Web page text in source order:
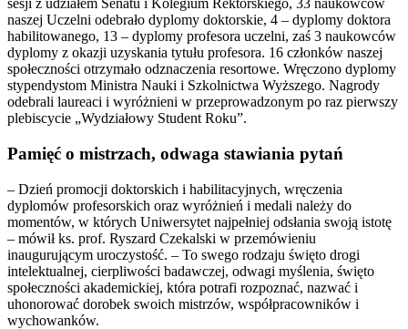
sesji z udziałem Senatu i Kolegium Rektorskiego, 33 naukowców
naszej Uczelni odebrało dyplomy doktorskie, 4 – dyplomy doktora
habilitowanego, 13 – dyplomy profesora uczelni, zaś 3 naukowców
dyplomy z okazji uzyskania tytułu profesora. 16 członków naszej
społeczności otrzymało odznaczenia resortowe. Wręczono dyplomy
stypendystom Ministra Nauki i Szkolnictwa Wyższego. Nagrody
odebrali laureaci i wyróżnieni w przeprowadzonym po raz pierwszy
plebiscycie „Wydziałowy Student Roku”.
Pamięć o mistrzach, odwaga stawiania pytań
– Dzień promocji doktorskich i habilitacyjnych, wręczenia
dyplomów profesorskich oraz wyróżnień i medali należy do
momentów, w których Uniwersytet najpełniej odsłania swoją istotę
– mówił ks. prof. Ryszard Czekalski w przemówieniu
inaugurującym uroczystość. – To swego rodzaju święto drogi
intelektualnej, cierpliwości badawczej, odwagi myślenia, święto
społeczności akademickiej, która potrafi rozpoznać, nazwać i
uhonorować dorobek swoich mistrzów, współpracowników i
wychowanków.